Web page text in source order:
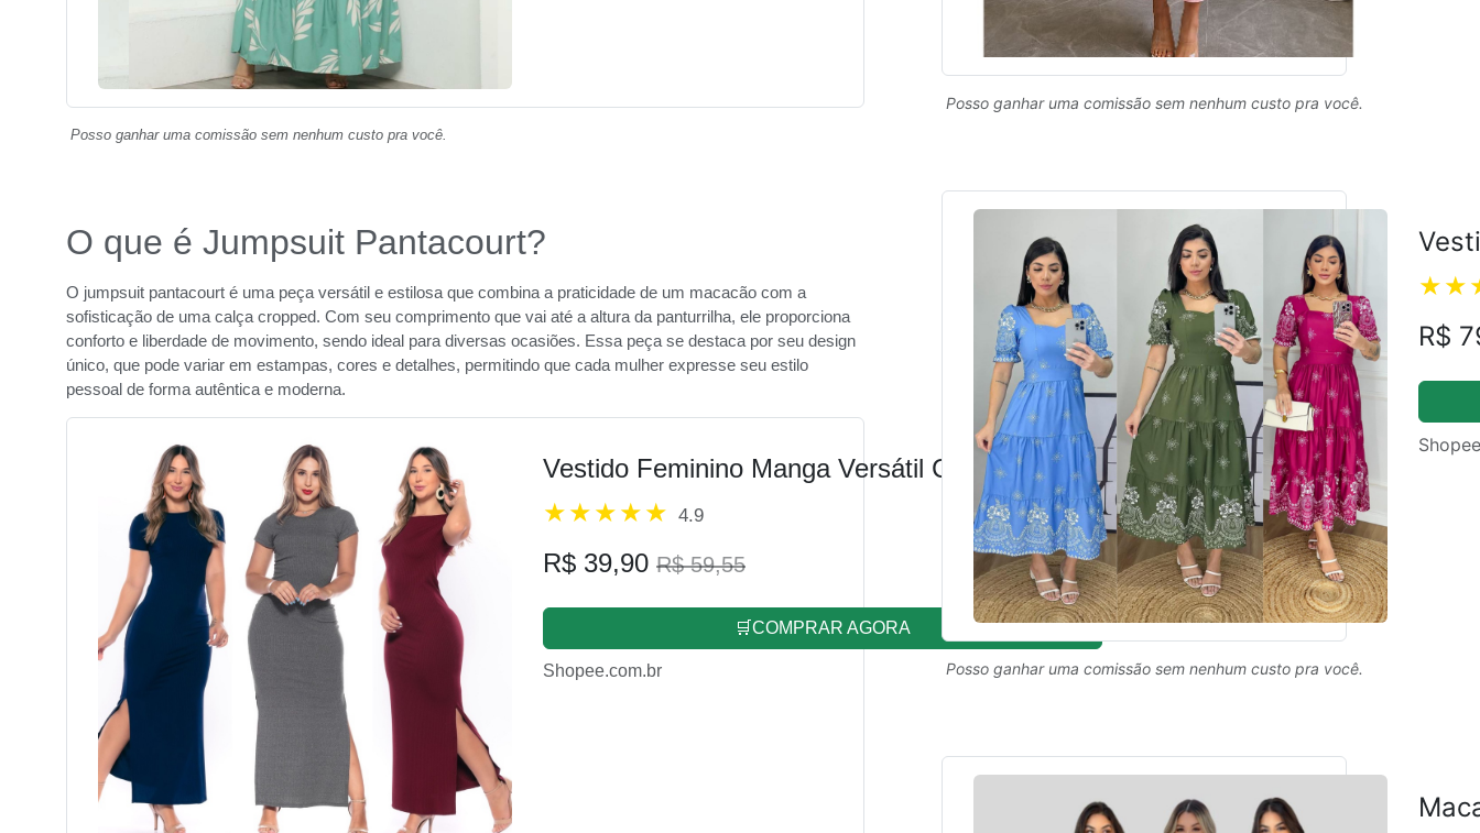
Posso ganhar uma comissão sem nenhum custo pra você.
O que é Jumpsuit Pantacourt?
O jumpsuit pantacourt é uma peça versátil e estilosa que combina a praticidade de um macacão com a
sofisticação de uma calça cropped. Com seu comprimento que vai até a altura da panturrilha, ele proporciona
conforto e liberdade de movimento, sendo ideal para diversas ocasiões. Essa peça se destaca por seu design
único, que pode variar em estampas, cores e detalhes, permitindo que cada mulher expresse seu estilo
pessoal de forma autêntica e moderna.
Vestido Feminino Manga Versátil Casual
4.9
R$ 39,90 R$ 59,55
🛒COMPRAR AGORA
Shopee.com.br
Posso ganhar uma comissão sem nenhum custo pra você.
R$
Posso ganhar uma comissão sem nenhum custo pra você.